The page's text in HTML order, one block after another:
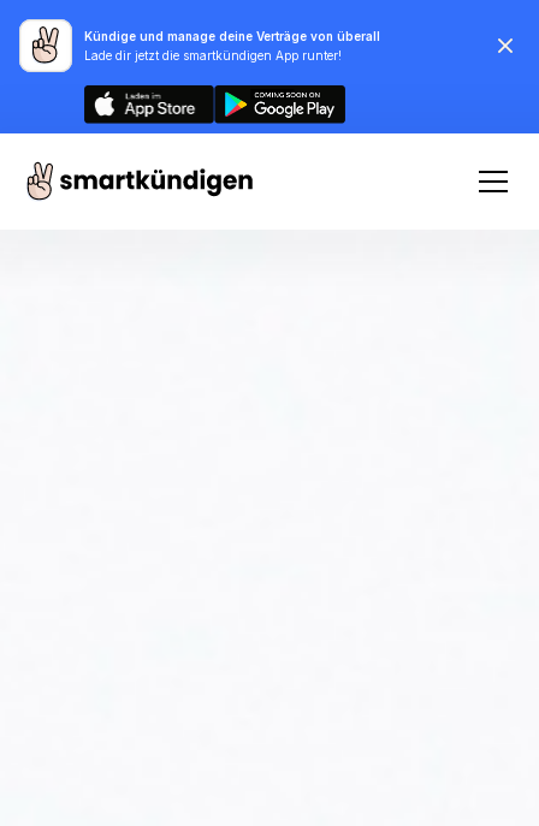
Kündige und manage deine Verträge von überall
Lade dir jetzt die smartkündigen App runter!